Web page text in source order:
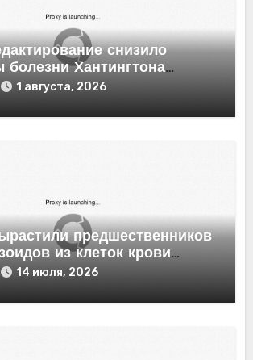
снизило
болезни Хантингтона
1 августа, 2026
предшественников
из клеток крови
14 июля, 2026